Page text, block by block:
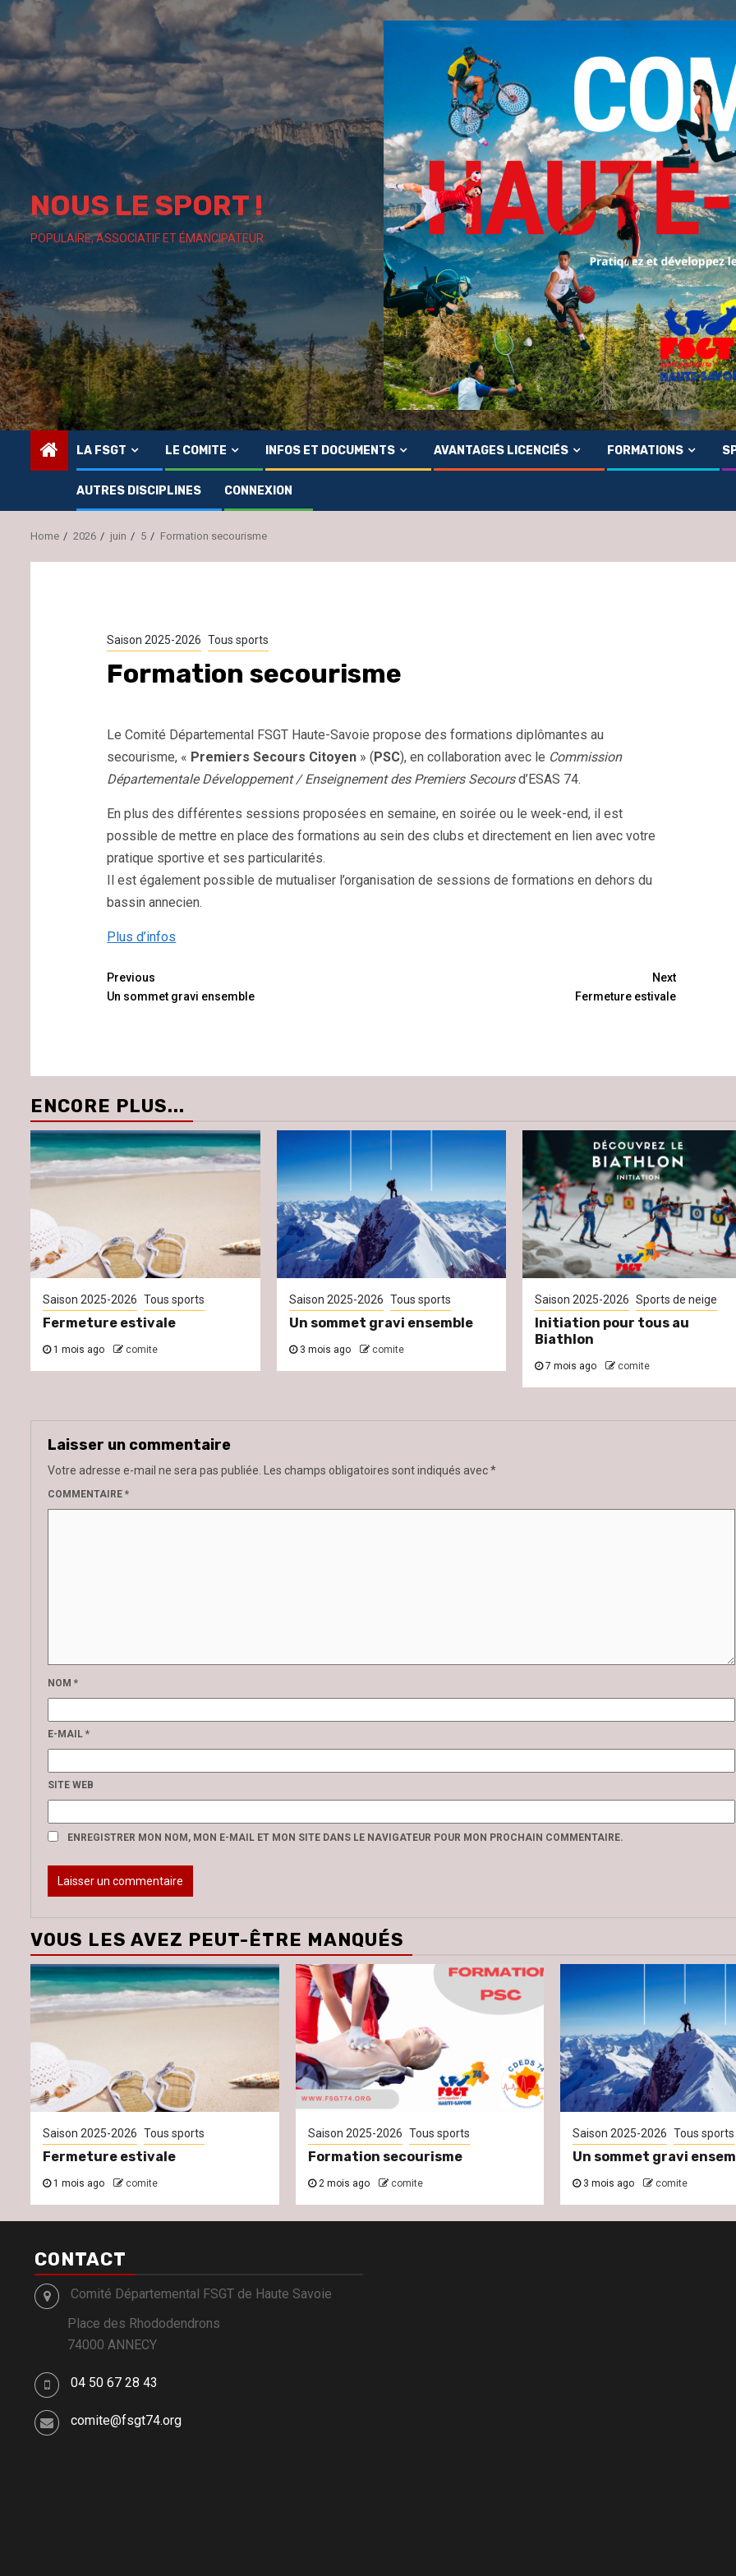
Skip
to
content
NOUS LE SPORT !
POPULAIRE, ASSOCIATIF ET ÉMANCIPATEUR
LA FSGT LE COMITE INFOS ET DOCUMENTS AVANTAGES LICENCIÉS FORMATIONS
AUTRES DISCIPLINES CONNEXION
Home 2026 juin 5 Formation secourisme
Saison 2025-2026 Tous sports
Formation secourisme
Le Comité Départemental FSGT Haute-Savoie propose des formations diplômantes au
secourisme, « Premiers Secours Citoyen » ( PSC), en collaboration avec le Commission
Départementale Développement / Enseignement des Premiers Secoursd’ESAS 74.
En plus des différentes sessions proposées en semaine, en soirée ou le week-end, il est
possible de mettre en place des formations au sein des clubs et directement en lien avec votre
pratique sportive et ses particularités.
Il est également possible de mutualiser l’organisation de sessions de formations en dehors du
bassin annecien.
Plus d’infos
Continue
Reading
Previous
Un sommet gravi ensemble
Next
Fermeture estivale
ENCORE PLUS...
Saison 2025-2026 Tous sports
Fermeture estivale
1 mois ago comite
Saison 2025-2026 Tous sports
Un sommet gravi ensemble
3 mois ago comite
Saison 2025-2026 Sports de neige
Initiation pour tous au
Biathlon
7 mois ago comite
Laisser un commentaire
Votre adresse e-mail ne sera pas publiée. Les champs obligatoires sont indiqués avec*
COMMENTAIRE *
NOM *
E-MAIL *
SITE WEB
ENREGISTRER MON NOM, MON E-MAIL ET MON SITE DANS LE NAVIGATEUR POUR MON PROCHAIN COMMENTAIRE.
VOUS LES AVEZ PEUT-ÊTRE MANQUÉS
Saison 2025-2026 Tous sports
Fermeture estivale
1 mois ago comite
Saison 2025-2026 Tous sports
Formation secourisme
2 mois ago comite
Saison 2025-2026 Tous sports
Un sommet gravi
3 mois ago comite
CONTACT
Comité Départemental FSGT de Haute Savoie
Place des Rhododendrons
74000 ANNECY
04 50 67 28 43
comite@fsgt74.org